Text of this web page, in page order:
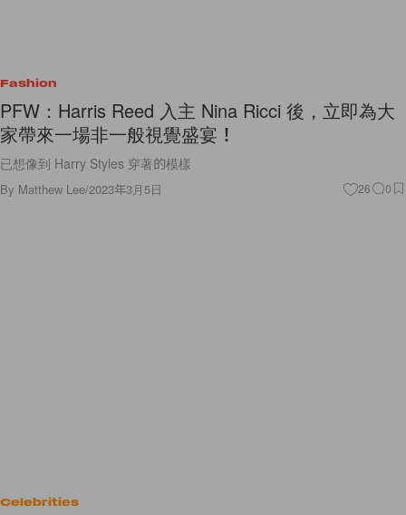
Fashion
PFW：Harris Reed 入主 Nina Ricci 後，立即為大
家帶來一場非一般視覺盛宴！
已想像到 Harry Styles 穿著的模樣
By Matthew Lee/2023年3月5日 26 0
Celebrities